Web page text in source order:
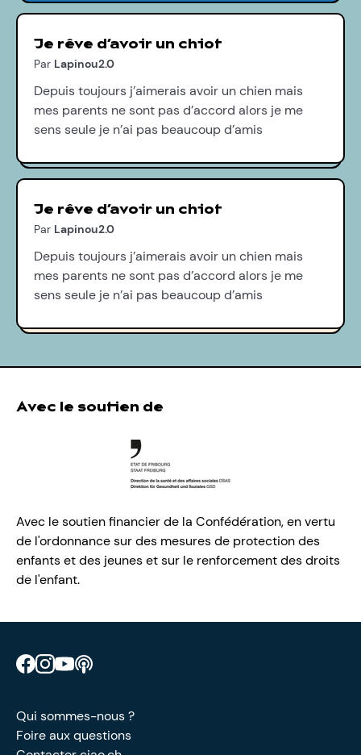
Je rêve d’avoir un chiot
Par Lapinou2.0
Depuis toujours j’aimerais avoir un chien mais
mes parents ne sont pas d’accord alors je me
sens seule je n’ai pas beaucoup d’amis
Je rêve d’avoir un chiot
Par Lapinou2.0
Depuis toujours j’aimerais avoir un chien mais
mes parents ne sont pas d’accord alors je me
sens seule je n’ai pas beaucoup d’amis
Avec le soutien de
Avec le soutien financier de la Confédération, en vertu
de l'ordonnance sur des mesures de protection des
enfants et des jeunes et sur le renforcement des droits
de l'enfant.
Retrouve CIAO sur Facebook
Retrouve CIAO sur Instagram
Retrouve CIAO sur YouTube
Qui sommes-nous ?
Foire aux questions